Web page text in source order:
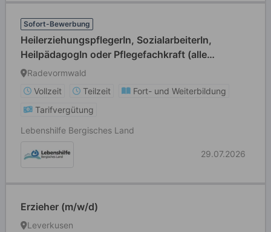
Sofort-Bewerbung
HeilerziehungspflegerIn, SozialarbeiterIn,
HeilpädagogIn oder Pflegefachkraft (alle
Geschlechter willkommen) Vollzeit / Teilzeit
Radevormwald
Vollzeit
Teilzeit
Fort- und Weiterbildung
Tarifvergütung
Lebenshilfe Bergisches Land
29.07.2026
Erzieher (m/w/d)
Leverkusen